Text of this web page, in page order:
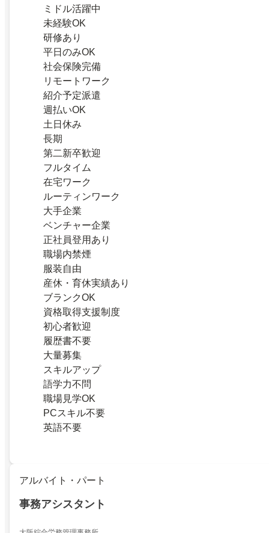
ミドル活躍中
未経験OK
研修あり
平日のみOK
社会保険完備
リモートワーク
紹介予定派遣
週払いOK
土日休み
長期
第二新卒歓迎
フルタイム
在宅ワーク
ルーティンワーク
大手企業
ベンチャー企業
正社員登用あり
職場内禁煙
服装自由
産休・育休実績あり
ブランクOK
資格取得支援制度
初心者歓迎
履歴書不要
大量募集
スキルアップ
語学力不問
職場見学OK
PCスキル不要
英語不要
アルバイト・パート
事務アシスタント